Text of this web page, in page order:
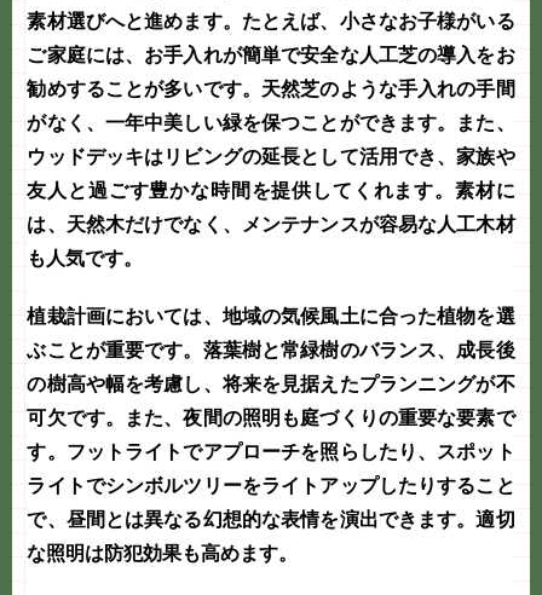
素材選びへと進めます。たとえば、小さなお子様がいる
ご家庭には、お手入れが簡単で安全な人工芝の導入をお
勧めすることが多いです。天然芝のような手入れの手間
がなく、一年中美しい緑を保つことができます。また、
ウッドデッキはリビングの延長として活用でき、家族や
友人と過ごす豊かな時間を提供してくれます。素材に
は、天然木だけでなく、メンテナンスが容易な人工木材
も人気です。
植栽計画においては、地域の気候風土に合った植物を選
ぶことが重要です。落葉樹と常緑樹のバランス、成長後
の樹高や幅を考慮し、将来を見据えたプランニングが不
可欠です。また、夜間の照明も庭づくりの重要な要素で
す。フットライトでアプローチを照らしたり、スポット
ライトでシンボルツリーをライトアップしたりすること
で、昼間とは異なる幻想的な表情を演出できます。適切
な照明は防犯効果も高めます。